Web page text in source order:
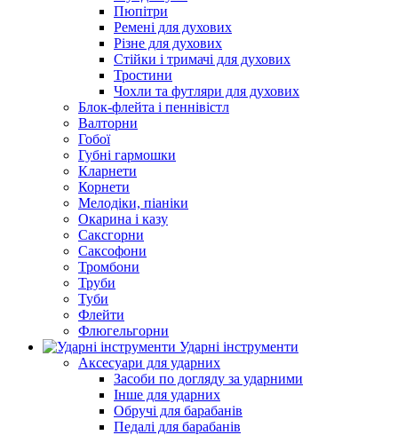
Пюпітри
Ремені для духових
Різне для духових
Стійки і тримачі для духових
Тростини
Чохли та футляри для духових
Блок-флейта і пеннівістл
Валторни
Гобої
Губні гармошки
Кларнети
Корнети
Мелодіки, піаніки
Окарина і казу
Саксгорни
Саксофони
Тромбони
Труби
Туби
Флейти
Флюгельгорни
Ударні інструменти
Аксесуари для ударних
Засоби по догляду за ударними
Інше для ударних
Обручі для барабанів
Педалі для барабанів